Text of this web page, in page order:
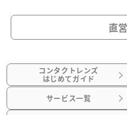
直
コンタクトレンズ
はじめてガイド
サービス一覧